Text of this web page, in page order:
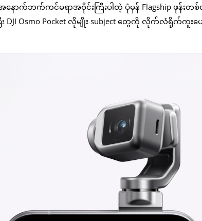
ောက်ဘက်ကင်မရာအဝိုင်းကြီးပါတဲ့ ပုံမှန် Flagship ဖုန်းတ
Osmo Pocket လိုမျိုး subject တွေကို လိုက်လံရိုက်ကူးပေ